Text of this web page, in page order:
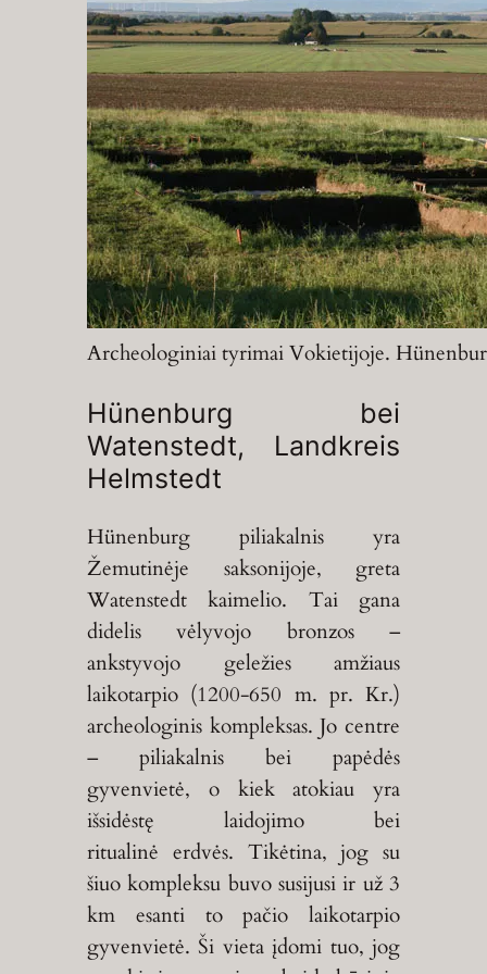
Archeologiniai tyrimai Vokietijoje.
Hünenburg bei
Watenstedt, Landkreis
Helmstedt
Hünenburg piliakalnis yra
Žemutinėje saksonijoje, greta
Watenstedt kaimelio. Tai gana
didelis vėlyvojo bronzos –
ankstyvojo geležies amžiaus
laikotarpio (1200-650 m. pr. Kr.)
archeologinis kompleksas. Jo centre
– piliakalnis bei papėdės
gyvenvietė, o kiek atokiau yra
išsidėstę laidojimo bei
ritualinė erdvės. Tikėtina, jog su
šiuo kompleksu buvo susijusi ir už 3
km esanti to pačio laikotarpio
gyvenvietė. Ši vieta įdomi tuo, jog